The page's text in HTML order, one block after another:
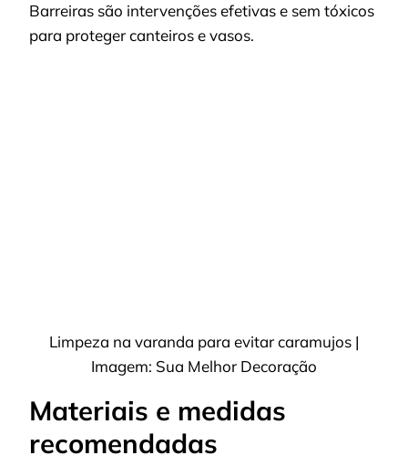
Barreiras são intervenções efetivas e sem tóxicos
para proteger canteiros e vasos.
Limpeza na varanda para evitar caramujos |
Imagem: Sua Melhor Decoração
Materiais e medidas
recomendadas